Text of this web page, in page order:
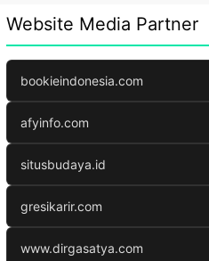
Website Media Partner
bookieindonesia.com
afyinfo.com
situsbudaya.id
gresikarir.com
www.dirgasatya.com